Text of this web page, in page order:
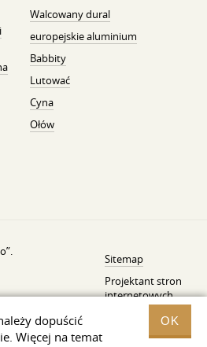
dopuścić
Więcej na temat
OK
Walcowany dural
europejskie aluminium
Babbity
Lutować
Cyna
Ołów
Sitemap
Projektant stron
internetowych